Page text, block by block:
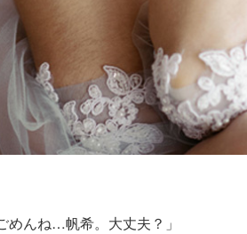
んね…帆希。大丈夫？」